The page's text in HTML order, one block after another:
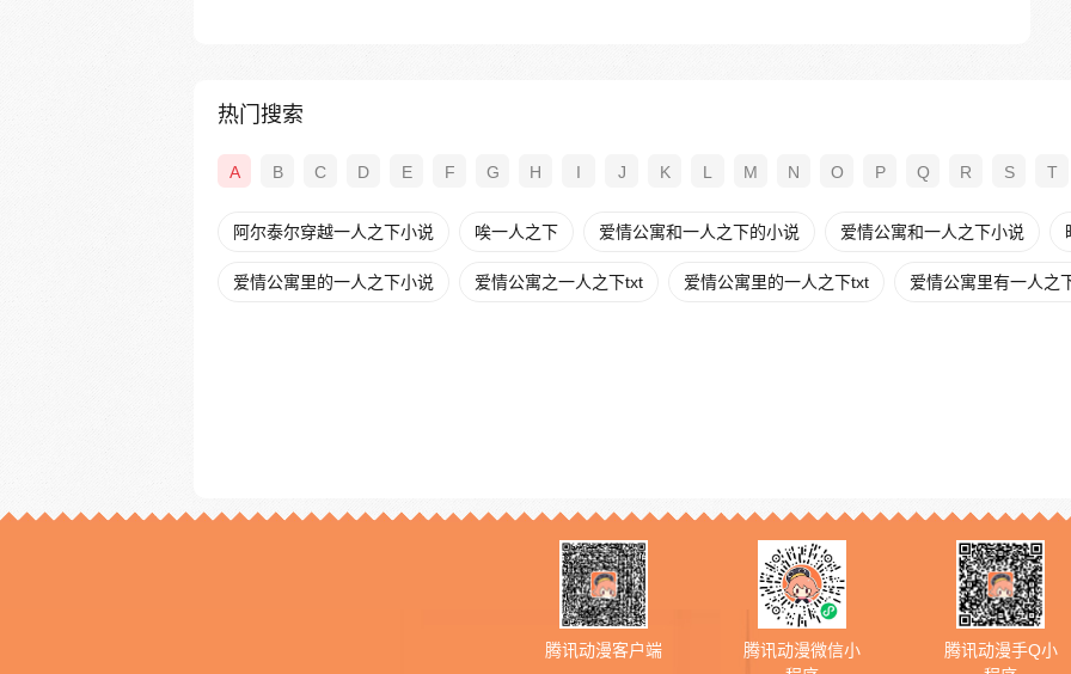
热门搜索
A B C D E F G H I J K L M N O P Q R S T
阿尔泰尔穿越一人之下小说 唉一人之下 爱情公寓和一人之下的小说 爱情公寓和一人之下小说
爱情公寓里的一人之下小说 爱情公寓之一人之下txt 爱情公寓里的一人之下txt 爱情公寓里有一人之
腾讯动漫客户端
腾讯动漫微信小
腾讯动漫手Q小